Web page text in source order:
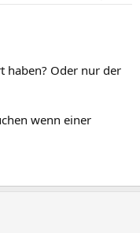
haben? Oder nur der
wenn einer